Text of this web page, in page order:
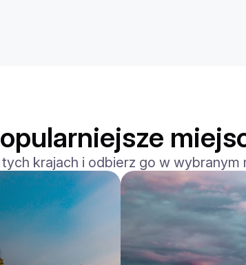
Od 1500€ / dzień
Lamborghini
Huracán Evo
2024• sport
YP7A38NG
krajach i odbierz go w